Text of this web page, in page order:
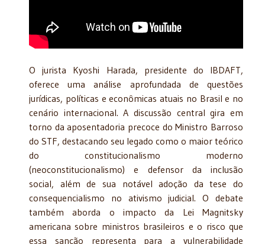
O jurista Kyoshi Harada, presidente do IBDAFT,
oferece uma análise aprofundada de questões
jurídicas, políticas e econômicas atuais no Brasil e no
cenário internacional. A discussão central gira em
torno da aposentadoria precoce do Ministro Barroso
do STF, destacando seu legado como o maior teórico
do constitucionalismo moderno
(neoconstitucionalismo) e defensor da inclusão
social, além de sua notável adoção da tese do
consequencialismo no ativismo judicial. O debate
também aborda o impacto da Lei Magnitsky
americana sobre ministros brasileiros e o risco que
essa sanção representa para a vulnerabilidade